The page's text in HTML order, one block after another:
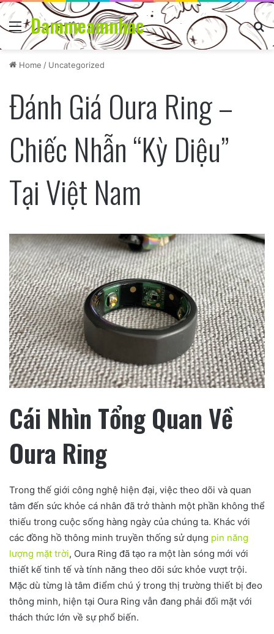
Menu
Dammeamnhac
Home / Uncategorized
Đánh Giá Oura Ring –
Chiếc Nhẫn “Kỳ Diệu”
Tại Việt Nam
Cái Nhìn Tổng Quan Về
Oura Ring
Trong thế giới công nghệ hiện đại, việc theo dõi và quan
tâm đến sức khỏe cá nhân đã trở thành một phần không thể
thiếu trong cuộc sống hàng ngày của chúng ta. Khác với
các đồng hồ thông minh truyền thống sử dụng pin năng
lượng mặt trời, Oura Ring đã tạo ra một làn sóng mới với
thiết kế tinh tế và tính năng theo dõi sức khỏe vượt trội.
Mặc dù từng là tâm điểm chú ý trong thị trường thiết bị đeo
thông minh, hiện tại Oura Ring vẫn đang phải đối mặt với
thách thức lớn về sự phổ biến.